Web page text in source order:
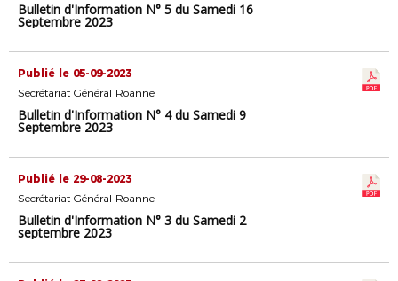
Bulletin d'Information N° 5 du Samedi 16
Septembre 2023
Publié le 05-09-2023
Secrétariat Général Roanne
Bulletin d'Information N° 4 du Samedi 9
Septembre 2023
Publié le 29-08-2023
Secrétariat Général Roanne
Bulletin d'Information N° 3 du Samedi 2
septembre 2023